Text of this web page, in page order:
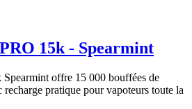
15k - Spearmint
offre 15 000 bouffées de
recharge pratique pour vapoteurs toute la